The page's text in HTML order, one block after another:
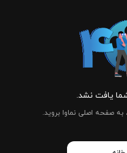
یافت نشد.
به صفحه اصلی نماوا بروید.